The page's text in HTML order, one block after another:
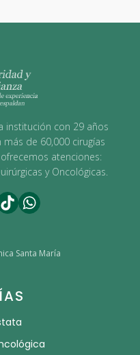
institución con 29 años
de 60,000 cirugías
atenciones:
y Oncológicas.
Santa María